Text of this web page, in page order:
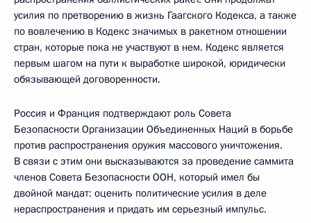
усилия по претворению в жизнь Гаагского Кодекса, а также
по вовлечению в Кодекс значимых в ракетном отношении
стран, которые пока не участвуют в нем. Кодекс является
первым шагом на пути к выработке широкой, юридически
обязывающей договоренности.
Россия и Франция подтверждают роль Совета
Безопасности Организации Объединенных Наций в борьбе
против распространения оружия массового уничтожения.
В связи с этим они высказываются за проведение саммита
членов Совета Безопасности ООН, который имел бы
двойной мандат: оценить политические усилия в деле
нераспространения и придать им серьезный импульс.